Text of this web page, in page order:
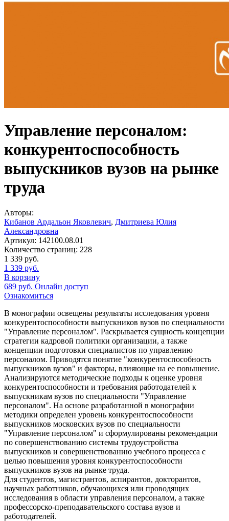
Управление персоналом:
конкурентоспособность
выпускников вузов на рынке
труда
Авторы:
Кибанов Ардальон Яковлевич, Дмитриева Юлия
Александровна
Артикул: 142100.08.01
Количество страниц: 228
1 339 руб.
1 339 руб.
В корзину
689 руб. Онлайн доступ
Ознакомиться
В монографии освещены результаты исследования уровня
конкурентоспособности выпускников вузов по специальности
"Управление персоналом". Раскрывается сущность концепции
стратегии кадровой политики организации, а также
концепции подготовки специалистов по управлению
персоналом. Приводятся понятие "конкурентоспособность
выпускников вузов" и факторы, влияющие на ее повышение.
Анализируются методические подходы к оценке уровня
конкурентоспособности и требования работодателей к
выпускникам вузов по специальности "Управление
персоналом". На основе разработанной в монографии
методики определен уровень конкурентоспособности
выпускников московских вузов по специальности
"Управление персоналом" и сформулированы рекомендации
по совершенствованию системы трудоустройства
выпускников и совершенствованию учебного процесса с
целью повышения уровня конкурентоспособности
выпускников вузов на рынке труда.
Для студентов, магистрантов, аспирантов, докторантов,
научных работников, обучающихся или проводящих
исследования в области управления персоналом, а также
профессорско-преподавательского состава вузов и
работодателей.